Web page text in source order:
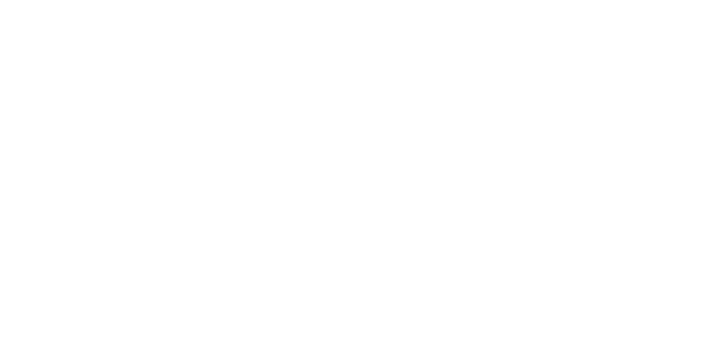
um diese Entwicklungen zu befragen und zu verhandeln. Ich danke allen
ART’, die in ihren Filmen eindringliche, künstlerische Auseinandersetzungen
neue Perspektiven, machen Machtverhältnisse sichtbar und stellen Fragen